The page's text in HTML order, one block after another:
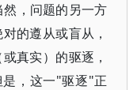
，问题的另一方
的遵从或盲从，
真实）的驱逐，
，这一"驱逐"正